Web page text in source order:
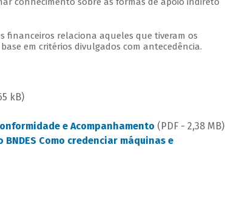
financeiros relaciona aqueles que tiveram os
em critérios divulgados com antecedência.
kB)
e Acompanhamento (PDF - 2,38 MB)
Como credenciar máquinas e